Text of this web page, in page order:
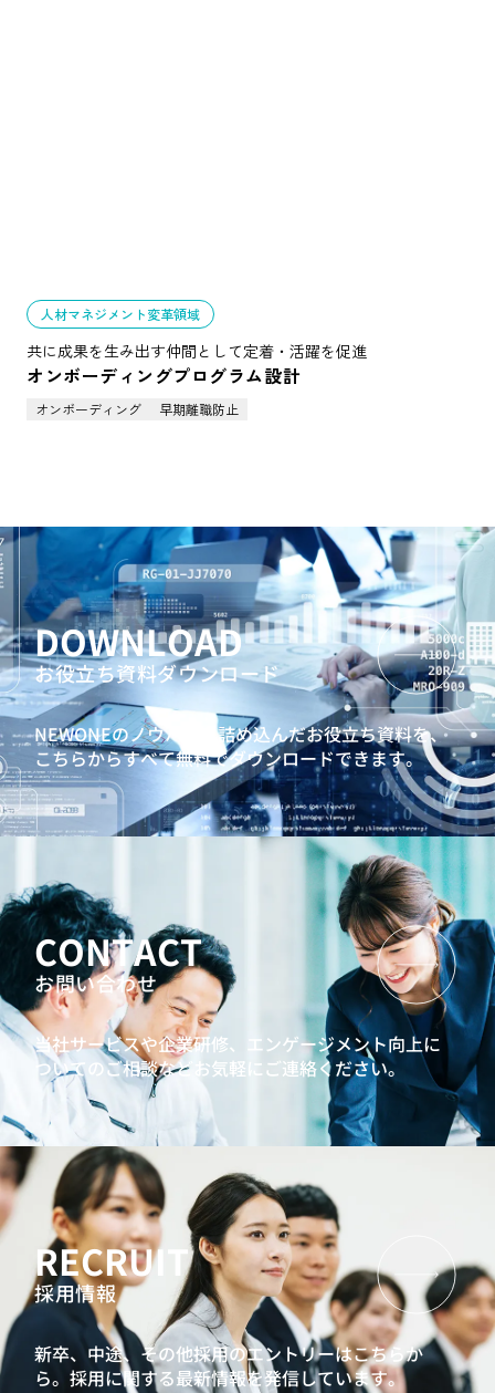
人材マネジメント変革領域
共に成果を生み出す仲間として定着・活躍を促進
オンボーディングプログラム設計
オンボーディング 早期離職防止
DOWNLOAD
お役立ち資料ダウンロード
NEWONEのノウハウを詰め込んだお役立ち資料を、
こちらからすべて無料でダウンロードできます。
CONTACT
お問い合わせ
当社サービスや企業研修、エンゲージメント向上に
ついてのご相談などお気軽にご連絡ください。
RECRUIT
採用情報
新卒、中途、その他採用のエントリーはこちらか
ら。採用に関する最新情報を発信しています。